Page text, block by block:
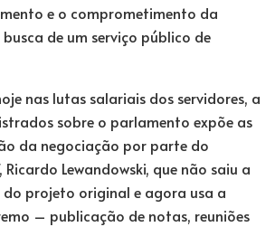
e o comprometimento da
de um serviço público de
nas lutas salariais dos servidores, a
sobre o parlamento expõe as
da negociação por parte do
Ricardo Lewandowski, que não saiu a
projeto original e agora usa a
– publicação de notas, reuniões